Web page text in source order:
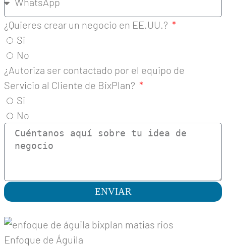
¿Quieres crear un negocio en EE.UU.?
Si
No
¿Autoriza ser contactado por el equipo de
Servicio al Cliente de BixPlan?
Si
No
ENVIAR
Enfoque de Águila